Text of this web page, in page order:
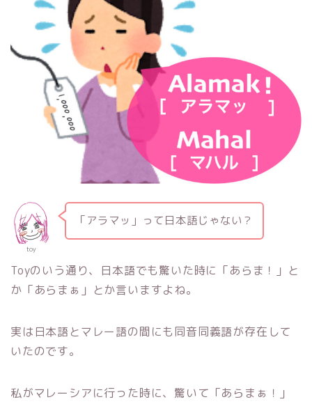
toy
「アラマッ」って日本語じゃない？
Toyのいう通り、日本語でも驚いた時に「あらま！」と
か「あらまぁ」とか言いますよね。
実は日本語とマレー語の間にも同音同義語が存在して
いたのです。
私がマレーシアに行った時に、驚いて「あらまぁ！」